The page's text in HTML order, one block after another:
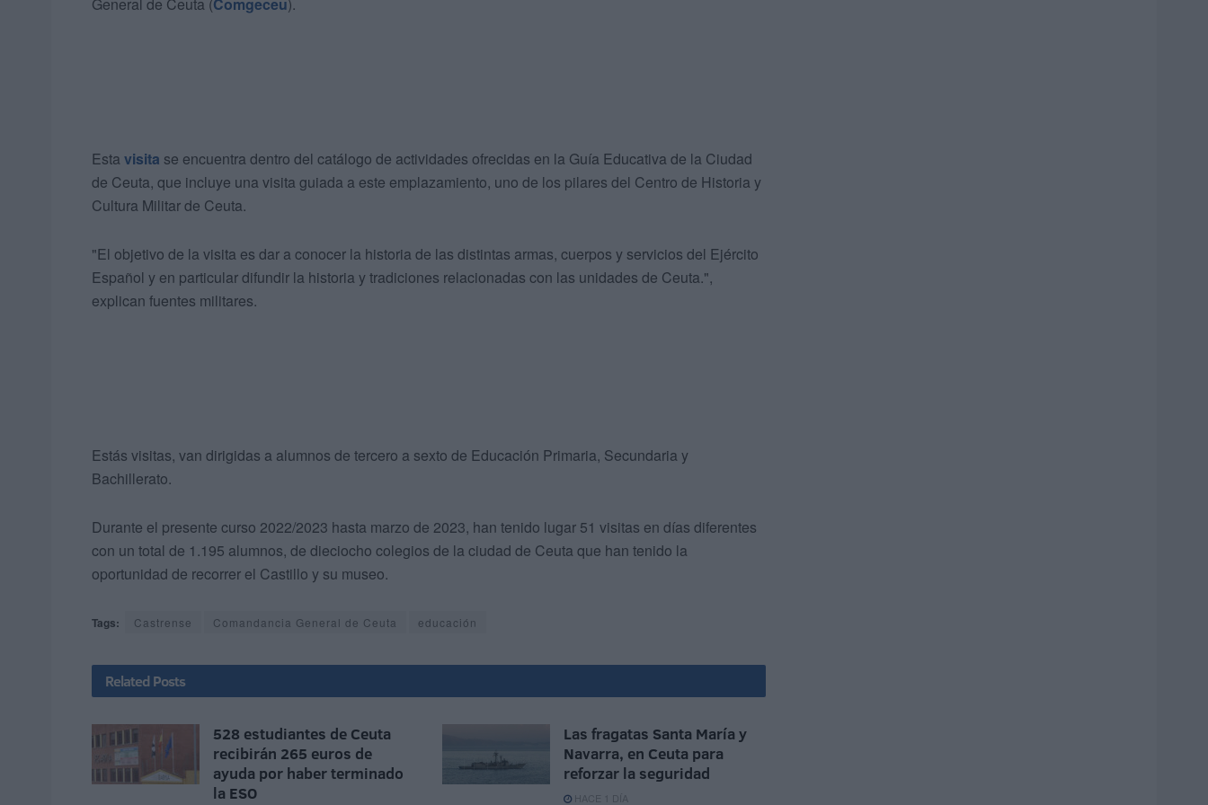
Esta visita se encuentra dentro del catálogo de actividades ofrecidas en la Guía Educativa de la Ciudad
de Ceuta, que incluye una visita guiada a este emplazamiento, uno de los pilares del Centro de Historia y
Cultura Militar de Ceuta.
"El objetivo de la visita es dar a conocer la historia de las distintas armas, cuerpos y servicios del Ejército
Español y en particular difundir la historia y tradiciones relacionadas con las unidades de Ceuta.",
explican fuentes militares.
Estás visitas, van dirigidas a alumnos de tercero a sexto de Educación Primaria, Secundaria y
Bachillerato.
Durante el presente curso 2022/2023 hasta marzo de 2023, han tenido lugar 51 visitas en días diferentes
con un total de 1.195 alumnos, de dieciocho colegios de la ciudad de Ceuta que han tenido la
oportunidad de recorrer el Castillo y su museo.
Tags: Castrense Comandancia General de Ceuta educación
Related Posts
528 estudiantes de Ceuta
recibirán 265 euros de
ayuda por haber terminado
la ESO
Las fragatas Santa María y
Navarra, en Ceuta para
reforzar la seguridad
HACE 1 DÍA